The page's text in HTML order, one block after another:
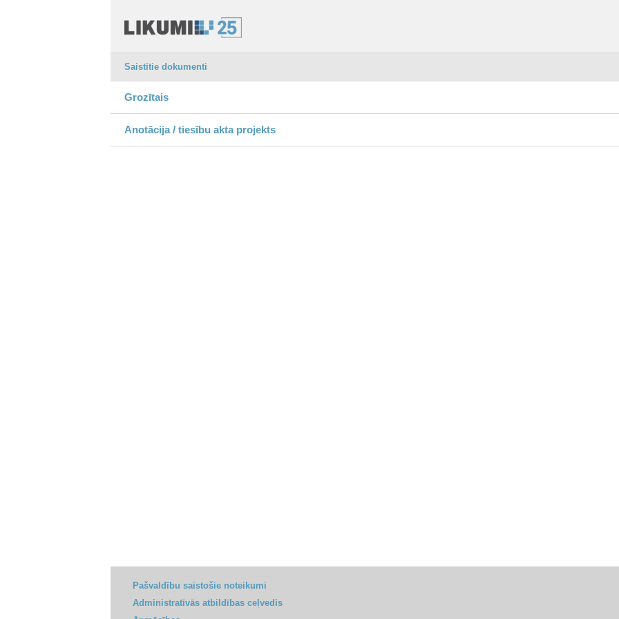
Saistītie dokumenti
Grozītais
Anotācija / tiesību akta projekts
Pašvaldību saistošie noteikumi
Administratīvās atbildības ceļvedis